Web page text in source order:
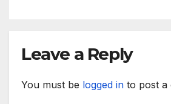
социални проекти
Leave a Reply
You must be logged in to post a